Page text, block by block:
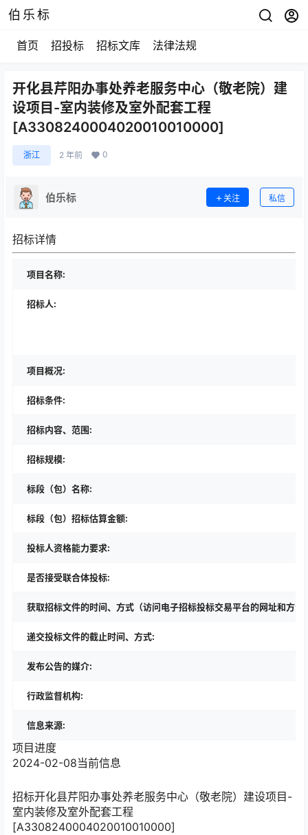
伯乐标
首页 招投标 招标文库 法律法规
开化县芹阳办事处养老服务中心（敬老院）建
设项目-室内装修及室外配套工程
[A3308240004020010010000]
浙江 2 年前 0
伯乐标 关注 私信
招标详情
项目名称:
招标人:
项目概况:
招标条件:
招标内容、范围:
招标规模:
标段（包）名称:
标段（包）招标估算金额:
投标人资格能力要求:
是否接受联合体投标:
获取招标文件的时间、方式（访问电子招标投标交易平台的网址和方法
递交投标文件的截止时间、方式:
发布公告的媒介:
行政监督机构:
信息来源:
项目进度
2024-02-08当前信息
招标开化县芹阳办事处养老服务中心（敬老院）建设项目-
室内装修及室外配套工程
[A3308240004020010010000]